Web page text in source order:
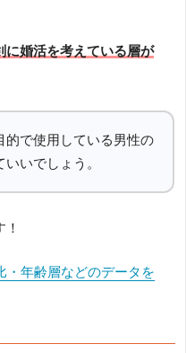
に婚活を考えている層が
的で使用している男性の
いでしょう。
・年齢層などのデータを